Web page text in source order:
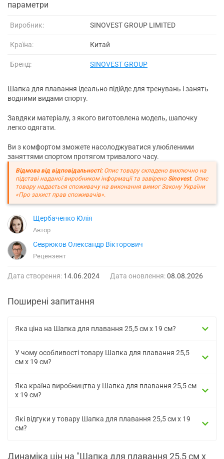
параметри
Виробник: SINOVEST GROUP LIMITED
Країна: Китай
Бренд: SINOVEST GROUP
Шапка для плавання ідеально підійде для тренувань і занять
водними видами спорту.
Завдяки матеріалу, з якого виготовлена модель, шапочку
легко одягати.
Ви з комфортом зможете насолоджуватися улюбленими
заняттями спортом протягом тривалого часу.
Відмова від відповідальності:Опис товару складено виключно на
підставі наданої виробником інформації та завірено Sinovest. Опис
товару надається споживачу на виконання вимог Закону України
«Про захист прав споживачів».
Щербаченко Юлія
Автор
Севрюков Олександр Вікторович
Рецензент
Дата створення: 14.06.2024 Дата оновлення:08.08.2026
Поширені запитання
Яка ціна на Шапка для плавання 25,5 см х 19 см?
У чому особливості товару Шапка для плавання 25,5
см х 19 см?
Яка країна виробництва у Шапка для плавання 25,5 см
х 19 см?
Які відгуки у товару Шапка для плавання 25,5 см х 19
см?
Динаміка цін на "Шапка для плавання 25,5 см х